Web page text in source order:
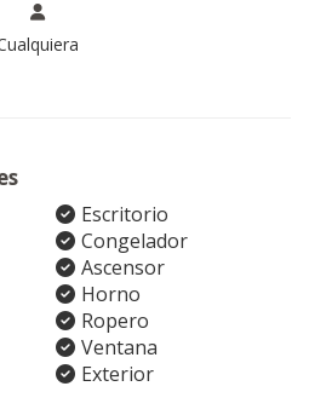
Escritorio
Congelador
Ascensor
Horno
Ropero
Ventana
Exterior